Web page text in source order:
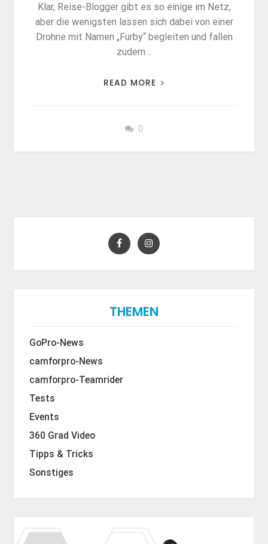
Klar, Reise-Blogger gibt es so einige im Netz,
aber die wenigsten lassen sich dabei von einer
Drohne mit Namen „Furby“ begleiten und fallen
zudem…
READ MORE
0
THEMEN
GoPro-News
camforpro-News
camforpro-Teamrider
Tests
Events
360 Grad Video
Tipps & Tricks
Sonstiges